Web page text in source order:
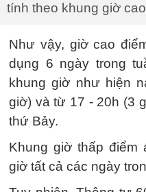
tính theo khung giờ
Như vậy, giờ cao
dụng 6 ngày trong
khung giờ như hiện
giờ) và từ 17 - 20h (3
thứ Bảy.
Khung giờ thấp
giờ tất cả các ngày